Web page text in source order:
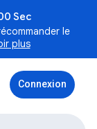
Sec
le
plus
Connexion